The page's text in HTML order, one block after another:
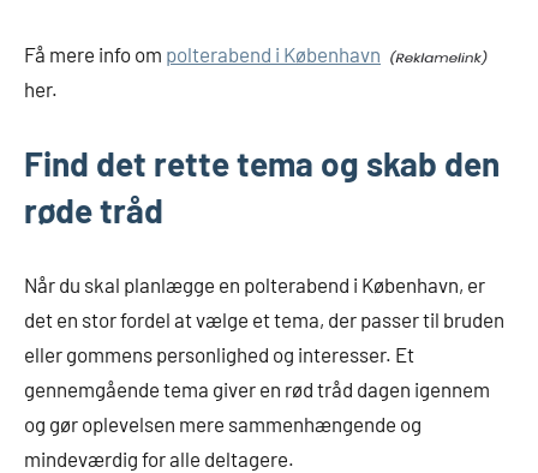
Få mere info om polterabend i København
her.
Find det rette tema og skab den
røde tråd
Når du skal planlægge en polterabend i København, er
det en stor fordel at vælge et tema, der passer til bruden
eller gommens personlighed og interesser. Et
gennemgående tema giver en rød tråd dagen igennem
og gør oplevelsen mere sammenhængende og
mindeværdig for alle deltagere.